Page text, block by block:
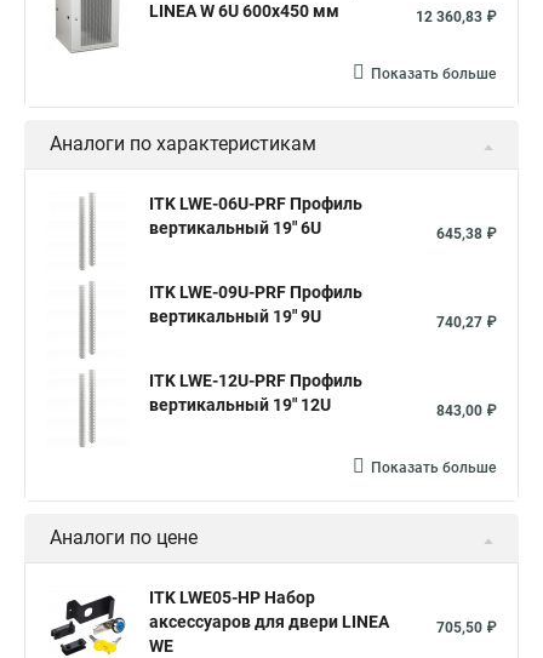
LINEA W 6U 600x450 мм
12 360,83 ₽
Показать больше
Аналоги по характеристикам
ITK LWE-06U-PRF Профиль
вертикальный 19" 6U
645,38 ₽
ITK LWE-09U-PRF Профиль
вертикальный 19" 9U
740,27 ₽
ITK LWE-12U-PRF Профиль
вертикальный 19" 12U
843,00 ₽
Показать больше
Аналоги по цене
ITK LWE05-HP Набор
аксессуаров для двери LINEA
WE
705,50 ₽